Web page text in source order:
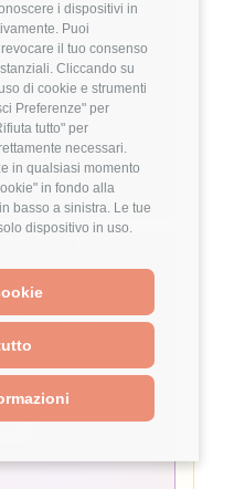
i dispositivi in
Puoi
il tuo consenso
Cliccando su
di cookie e strumenti
Preferenze" per
tutto" per
necessari.
in qualsiasi momento
in fondo alla
basso a sinistra. Le tue
dispositivo in uso.
poi Ibrido
➡️